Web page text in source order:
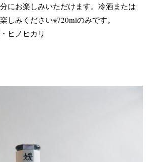
にお楽しみいただけます。冷酒または
しみください※720mlのみです。
ヒノヒカリ